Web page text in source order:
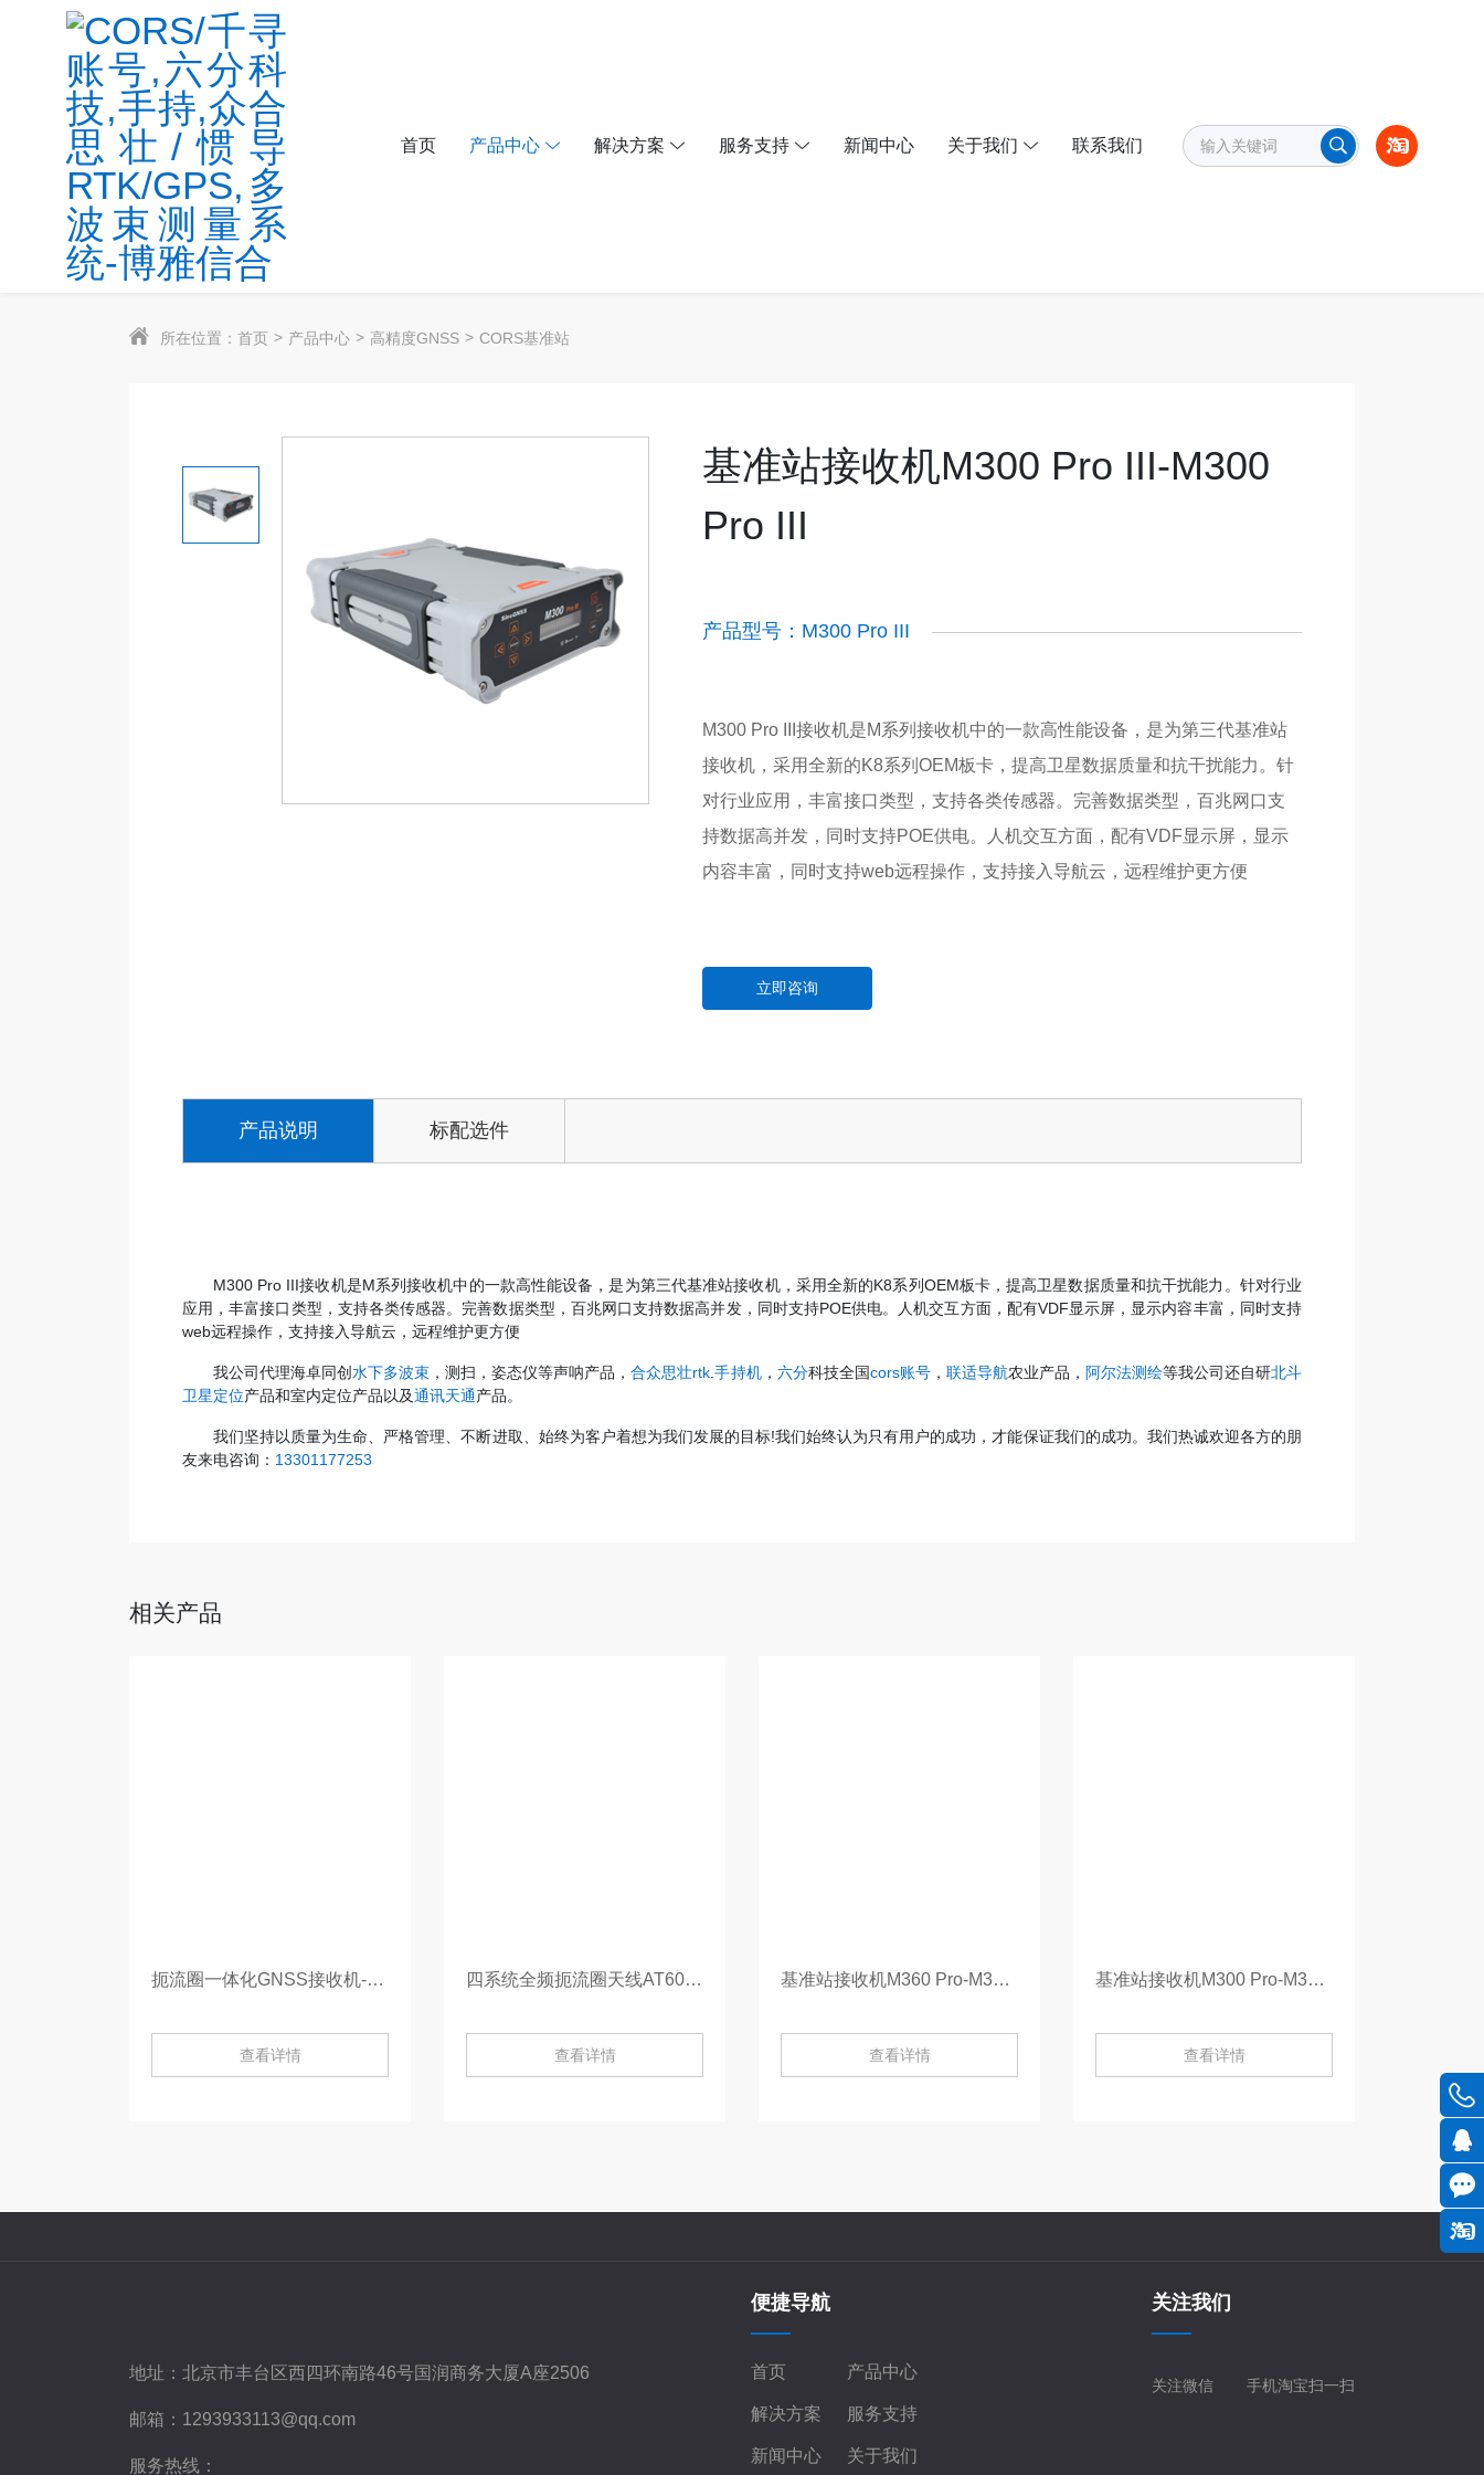
首页 产品中心 解决方案 服务支持 新闻中心 关于我们 联系我们
所在位置： 首页 产品中心 高精度GNSS CORS基准站
基准站接收机M300 Pro III-M300
Pro III
产品型号：M300 Pro III
M300 Pro III接收机是M系列接收机中的一款高性能设备，是为第三代基准站
接收机，采用全新的K8系列OEM板卡，提高卫星数据质量和抗干扰能力。针
对行业应用，丰富接口类型，支持各类传感器。完善数据类型，百兆网口支
持数据高并发，同时支持POE供电。人机交互方面，配有VDF显示屏，显示
内容丰富，同时支持web远程操作，支持接入导航云，远程维护更方便
立即咨询
产品说明 标配选件
M300 Pro III接收机是M系列接收机中的一款高性能设备，是为第三代基准站接收机，采用全新的K8系列OEM板卡，提高卫星数据质量和抗干扰能力。针对行业
应用，丰富接口类型，支持各类传感器。完善数据类型，百兆网口支持数据高并发，同时支持POE供电。人机交互方面，配有VDF显示屏，显示内容丰富，同时支持
web远程操作，支持接入导航云，远程维护更方便
我公司代理海卓同创水下多波束 ，测扫，姿态仪等声呐产品，合众思壮rtk .手持机， 六分科技全国cors账号， 联适导航农业产品， 阿尔法测绘等我公司还自研北斗
卫星定位产品和室内定位产品以及通讯天通产品。
我们坚持以质量为生命、严格管理、不断进取、始终为客户着想为我们发展的目标!我们始终认为只有用户的成功，才能保证我们的成功。我们热诚欢迎各方的朋
友来电咨询： 13301177253
相关产品
扼流圈一体化GNSS接收机-MIS20
查看详情
四系统全频扼流圈天线AT600-AT600
查看详情
基准站接收机M360 Pro-M360 Pro
查看详情
基准站接收机M300 Pro-M300 Pro
查看详情
地址： 北京市丰台区西四环南路46号国润商务大厦A座2506
邮箱： 1293933113@qq.com
服务热线：
便捷导航
首页 产品中心
解决方案 服务支持
新闻中心 关于我们
关注我们
关注微信 手机淘宝扫一扫